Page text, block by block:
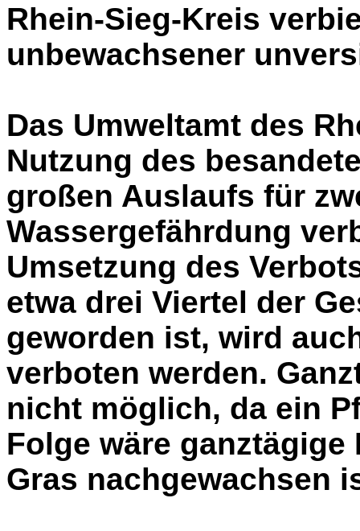
Rhein-Sieg-Kreis
unbewachsener
Das Umweltamt des
Nutzung des
großen Auslaufs für
Wassergefährdung
Umsetzung des
etwa drei Viertel der
geworden ist, wird
verboten werden.
nicht möglich, da ein
Folge wäre
Gras nachgewachsen